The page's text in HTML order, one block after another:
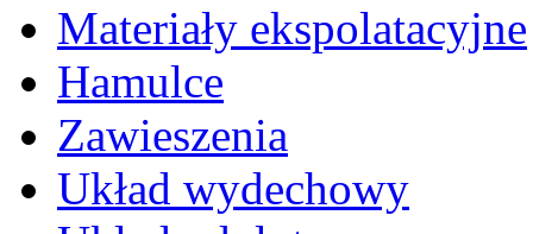
Materiały ekspolatacyjne
Hamulce
Zawieszenia
Układ wydechowy